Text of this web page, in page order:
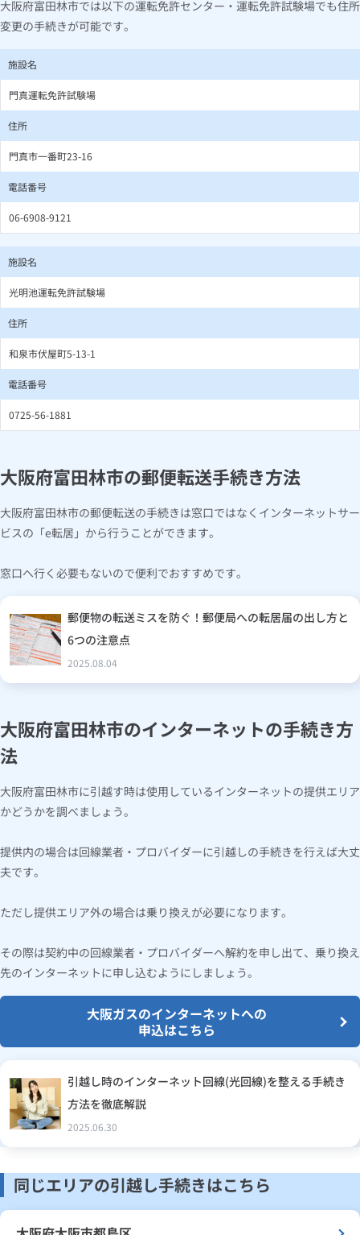
大阪府富田林市では以下の運転免許センター・運転免許試験場でも住所
変更の手続きが可能です。
施設名
門真運転免許試験場
住所
門真市一番町23-16
電話番号
06-6908-9121
施設名
光明池運転免許試験場
住所
和泉市伏屋町5-13-1
電話番号
0725-56-1881
大阪府富田林市の郵便転送手続き方法
大阪府富田林市の郵便転送の手続きは窓口ではなくインターネットサー
ビスの「e転居」から行うことができます。
窓口へ行く必要もないので便利でおすすめです。
郵便物の転送ミスを防ぐ！郵便局への転居届の出し方と
6つの注意点
2025.08.04
大阪府富田林市のインターネットの手続き方
法
大阪府富田林市に引越す時は使用しているインターネットの提供エリア
かどうかを調べましょう。
提供内の場合は回線業者・プロバイダーに引越しの手続きを行えば大丈
夫です。
ただし提供エリア外の場合は乗り換えが必要になります。
その際は契約中の回線業者・プロバイダーへ解約を申し出て、乗り換え
先のインターネットに申し込むようにしましょう。
大阪ガスのインターネットへの
申込はこちら
引越し時のインターネット回線(光回線)を整える手続き
方法を徹底解説
2025.06.30
同じエリアの引越し手続きはこちら